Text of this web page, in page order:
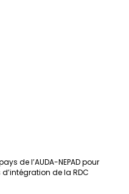
de l’AUDA-NEPAD pour
de la RDC